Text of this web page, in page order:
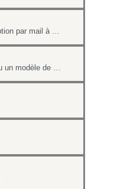
Créer un formulaire d'inscription par mail à un événement
Créer un modèle de page ou un modèle de mailing